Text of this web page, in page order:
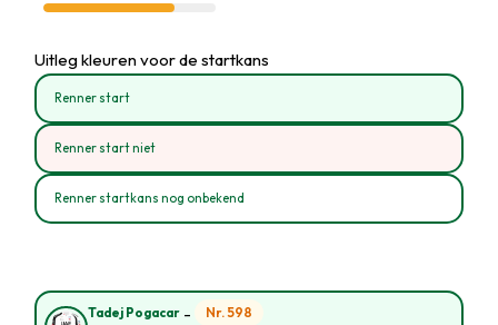
Uitleg kleuren voor de startkans
Renner start
Renner start niet
Renner startkans nog onbekend
Tadej Pogacar - Nr. 598